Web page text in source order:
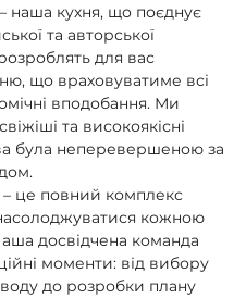
наша кухня, що поєднує
та авторської
для вас
що враховуватиме всі
вподобання. Ми
та високоякісні
була неперевершеною за
– це повний комплекс
кожною
досвідчена команда
моменти: від вибору
до розробки плану